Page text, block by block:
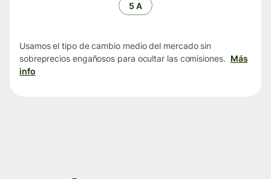
5 A
Usamos el tipo de cambio medio del mercado sin
sobreprecios engañosos para ocultar las comisiones. Más
info